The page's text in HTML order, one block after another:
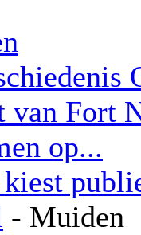
van Fort
op...
- Muiden